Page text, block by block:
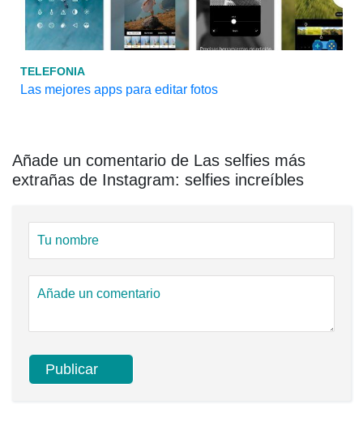
TELEFONIA
Las mejores apps para editar fotos
Añade un comentario de Las selfies más
extrañas de Instagram: selfies increíbles